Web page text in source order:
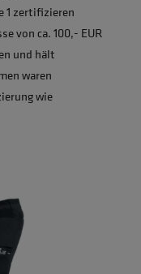
1 zertifizieren
von ca. 100,- EUR
und hält
waren
wie